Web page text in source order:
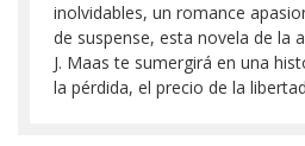
inolvidables, un romance
de suspense, esta novela de la
J. Maas te sumergirá en una
la pérdida, el precio de la